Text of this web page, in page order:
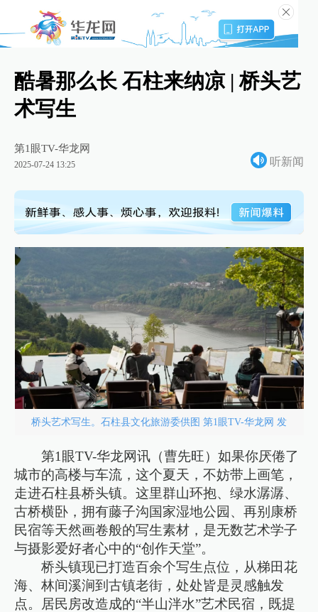
酷暑那么长 石柱来纳凉 | 桥头艺
术写生
第1眼TV-华龙网
2025-07-24 13:25 听新闻
桥头艺术写生。石柱县文化旅游委供图 第1眼TV-华龙网 发
第1眼TV-华龙网讯（曹先旺）如果你厌倦了
城市的高楼与车流，这个夏天，不妨带上画笔，
走进石柱县桥头镇。这里群山环抱、绿水潺潺、
古桥横卧，拥有藤子沟国家湿地公园、再别康桥
民宿等天然画卷般的写生素材，是无数艺术学子
与摄影爱好者心中的“创作天堂”。
桥头镇现已打造百余个写生点位，从梯田花
海、林间溪涧到古镇老街，处处皆是灵感触发
点。居民房改造成的“半山泮水”艺术民宿，既提